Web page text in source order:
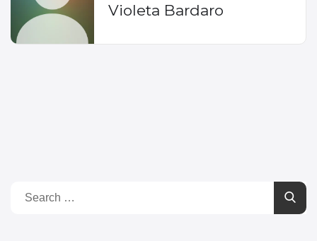
Violeta Bardaro